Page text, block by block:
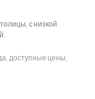
с низкой
доступные цены,